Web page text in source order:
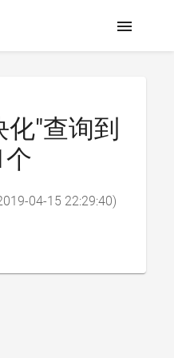
"查询到
04-15 22:29:40)